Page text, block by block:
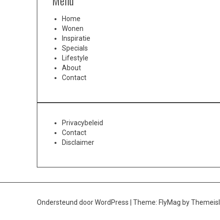
Home
Wonen
Inspiratie
Specials
Lifestyle
About
Contact
Privacybeleid
Contact
Disclaimer
Ondersteund door WordPress Theme: FlyMag by